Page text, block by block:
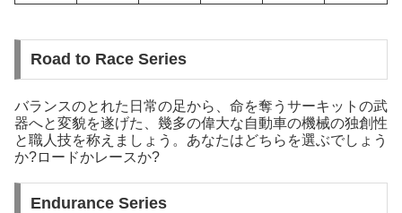
Road to Race Series
バランスのとれた日常の足から、命を奪うサーキットの武
器へと変貌を遂げた、幾多の偉大な自動車の機械の独創性
と職人技を称えましょう。あなたはどちらを選ぶでしょう
か?ロードかレースか?
Endurance Series